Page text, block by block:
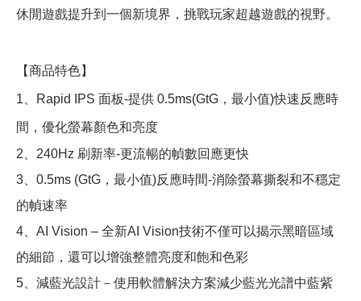
休閒遊戲提升到一個新境界，挑戰玩家超越遊戲的視野。
【商品特色】
1、Rapid IPS 面板-提供 0.5ms(GtG，最小值)快速反應時
間，優化螢幕顏色和亮度
2、240Hz 刷新率-更流暢的幀數回應更快
3、0.5ms (GtG，最小值)反應時間-消除螢幕撕裂和不穩定
的幀速率
4、AI Vision – 全新AI Vision技術不僅可以揭示黑暗區域
的細節，還可以增強整體亮度和飽和色彩
5、減藍光設計－使用軟體解決方案減少藍光光譜中藍紫